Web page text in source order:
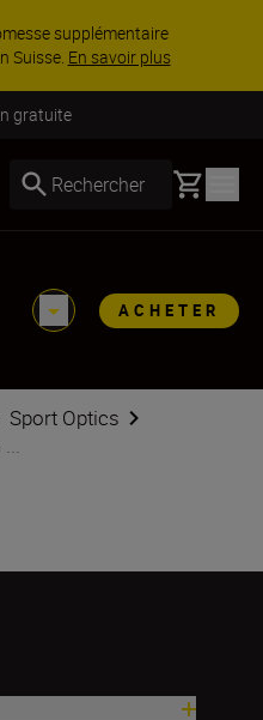
supplémentaire
Suisse. En savoir plus
gratuite
Rechercher Basket
ACHETER
Sport Optics